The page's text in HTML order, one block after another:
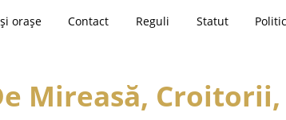
orașe Contact Reguli Statut
Mireasă,